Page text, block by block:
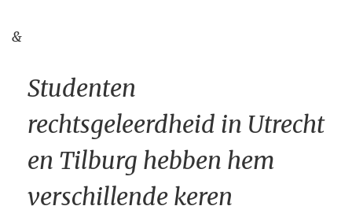
&
Studenten
rechtsgeleerdheid in Utrecht
en Tilburg hebben hem
verschillende keren